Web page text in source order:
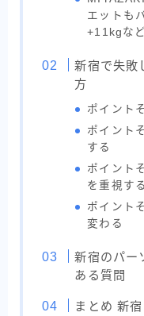
エットも
+11kgな
新宿で失敗
方
ポイント
ポイント
する
ポイント
を重視する
ポイント
変わる
新宿のパー
ある質問
まとめ 新